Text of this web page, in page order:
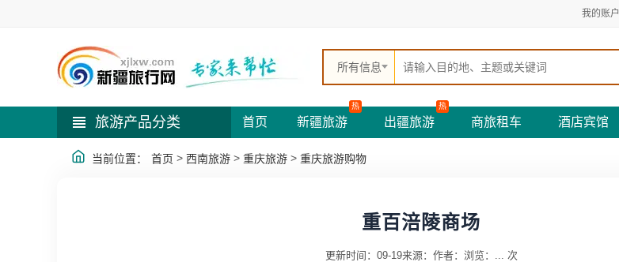
我的账户
所有信息
旅游产品分类 首页 新疆旅游
热
出疆旅游
热
商旅租车 酒店宾馆
当前位置： 首页 > 西南旅游 > 重庆旅游 > 重庆旅游购物
重百涪陵商场
更新时间：09-19来源： 作者： 浏览： ... 次